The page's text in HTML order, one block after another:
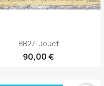
BB27 -Jouef
90,00 €